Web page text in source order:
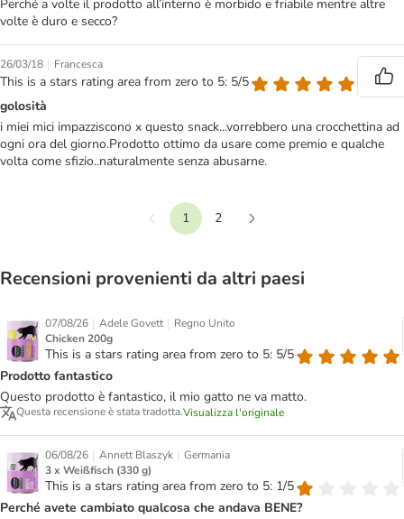
Perché a volte il prodotto all’interno è morbido e friabile mentre altre
volte è duro e secco?
26/03/18 | Francesca
This is a stars rating area from zero to 5: 5/5
golosità
i miei mici impazziscono x questo snack...vorrebbero una crocchettina ad
ogni ora del giorno.Prodotto ottimo da usare come premio e qualche
volta come sfizio..naturalmente senza abusarne.
Precedente
1
2
Recensioni provenienti da altri paesi
07/08/26 | Adele Govett | Regno Unito
Chicken 200g
This is a stars rating area from zero to 5: 5/5
Prodotto fantastico
Questo prodotto è fantastico, il mio gatto ne va matto.
Questa recensione è stata tradotta.Visualizza l'originale
06/08/26 | Annett Blaszyk | Germania
3 x Weißfisch (330 g)
This is a stars rating area from zero to 5: 1/5
Perché avete cambiato qualcosa che andava BENE?